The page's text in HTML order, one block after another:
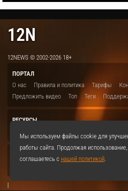
12N
12NEWS © 2002-2026 18+
ПОРТАЛ
О нас
Правила и политика Тарифы
Предложить видео
Топ Теги
РЕСУРСЫ
|
Мы используем файлы cookie для
работы сайта. Продолжая
соглашаетесь с нашей политикой.